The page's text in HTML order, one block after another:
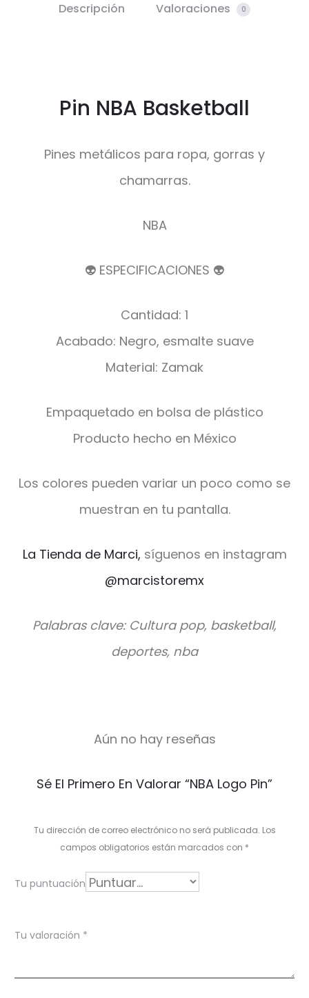
Descripción Valoraciones 0
Pin NBA Basketball
Pines metálicos para ropa, gorras y
chamarras.
NBA
👽 ESPECIFICACIONES 👽
Cantidad: 1
Acabado: Negro, esmalte suave
Material: Zamak
Empaquetado en bolsa de plástico
Producto hecho en México
Los colores pueden variar un poco como se
muestran en tu pantalla.
La Tienda de Marci, síguenos en instagram
@marcistoremx
Palabras clave: Cultura pop, basketball,
deportes, nba
r
i
o
Aún no hay reseñas
Sé El Primero En Valorar “NBA Logo Pin”
Tu dirección de correo electrónico no será publicada. Los
campos obligatorios están marcados con *
Tu puntuación
Tu valoración *